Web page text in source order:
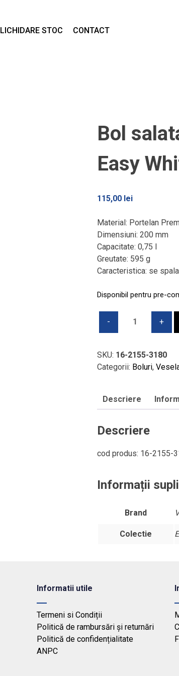
LICHIDARE STOC CONTACT
Bol
Easy
115,00 lei
Material: Portelan
Dimensiuni: 200 mm
Capacitate: 0,75 l
Greutate: 595 g
Caracteristica: se
Disponibil pentru pre-
Cantitate
individual,
V&B
White,
SKU: 16-2155-3180
Categorii: Boluri,
Descriere
Descriere
cod produs: 16-2155-
Informații
Brand
Colectie
Informatii utile
Termeni si Condiții
Politică de rambursări și returnări
Politică de confidențialitate
ANPC